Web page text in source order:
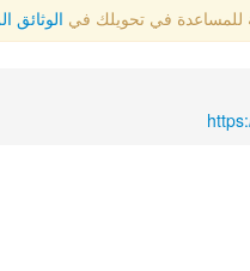
للمساعدة في تحويلك في الوثائق